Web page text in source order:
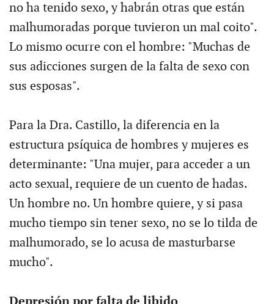
no ha tenido sexo, y habrán otras que están
malhumoradas porque tuvieron un mal coito".
Lo mismo ocurre con el hombre: "Muchas de
sus adicciones surgen de la falta de sexo con
sus esposas".
Para la Dra. Castillo, la diferencia en la
estructura psíquica de hombres y mujeres es
determinante: "Una mujer, para acceder a un
acto sexual, requiere de un cuento de hadas.
Un hombre no. Un hombre quiere, y si pasa
mucho tiempo sin tener sexo, no se lo tilda de
malhumorado, se lo acusa de masturbarse
mucho".